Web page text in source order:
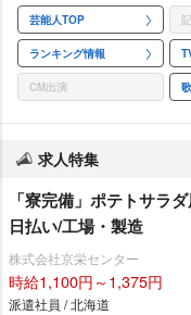
芸能人TOP
ランキング情報
CM出演
求人特集
「寮完備」ポテトサラ
日払い/工場・製造
株式会社京栄センター
時給1,100円～1,375円
派遣社員 / 北海道